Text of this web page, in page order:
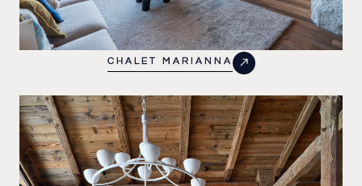
CHALET MARIANNA